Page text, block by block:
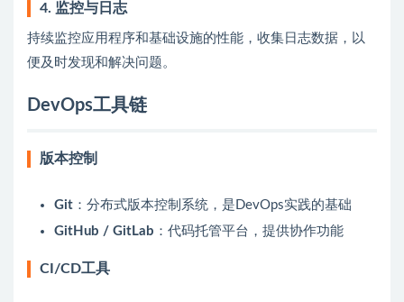
4. 监控与日志
持续监控应用程序和基础设施的性能，收集日志数据，以
便及时发现和解决问题。
DevOps工具链
版本控制
Git ：分布式版本控制系统，是DevOps实践的基础
GitHub / GitLab ：代码托管平台，提供协作功能
CI/CD工具